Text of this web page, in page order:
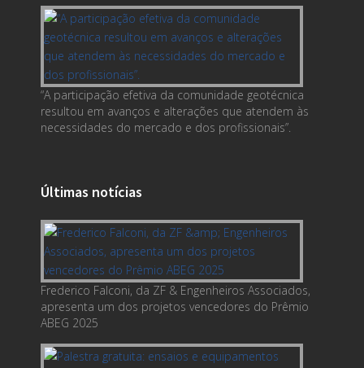
“A participação efetiva da comunidade geotécnica
resultou em avanços e alterações que atendem às
necessidades do mercado e dos profissionais”.
Últimas notícias
Frederico Falconi, da ZF & Engenheiros Associados,
apresenta um dos projetos vencedores do Prêmio
ABEG 2025